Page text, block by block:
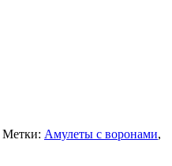
Метки: Амулеты с воронами,